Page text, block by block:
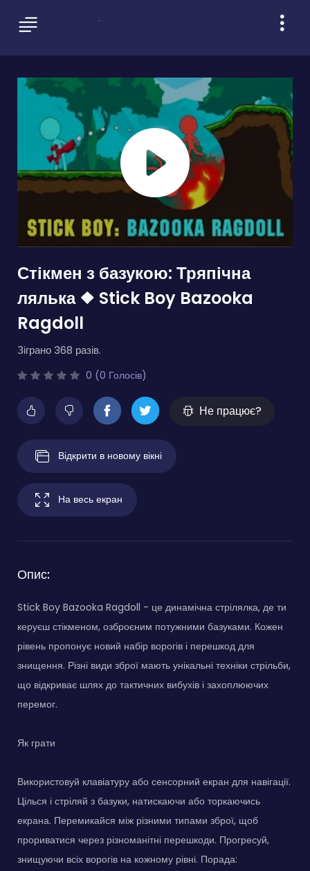
Стікмен з базукою: Тряпічна
лялька ❖ Stick Boy Bazooka
Ragdoll
Зіграно 368 разів.
0 (0 Голосів)
Не працює?
Відкрити в новому вікні
На весь екран
Опис:
Stick Boy Bazooka Ragdoll - це динамічна стрілялка, де ти
керуєш стікменом, озброєним потужними базуками. Кожен
рівень пропонує новий набір ворогів і перешкод для
знищення. Різні види зброї мають унікальні техніки стрільби,
що відкриває шлях до тактичних вибухів і захоплюючих
перемог.
Як грати
Використовуй клавіатуру або сенсорний екран для навігації.
Цілься і стріляй з базуки, натискаючи або торкаючись
екрана. Перемикайся між різними типами зброї, щоб
прориватися через різноманітні перешкоди. Прогресуй,
знищуючи всіх ворогів на кожному рівні. Порада: